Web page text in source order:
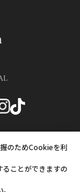
のためCookieを利
ことができますの